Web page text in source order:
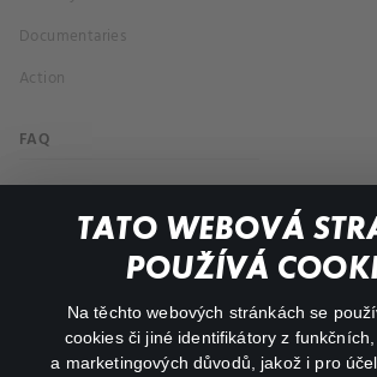
TATO WEBOVÁ
POUŽÍVÁ
Na těchto webových stránkách se
cookies či jiné identifikátory z
a marketingových důvodů, jakož i pro
Documentaries
Action
FAQ
My profile
facebook